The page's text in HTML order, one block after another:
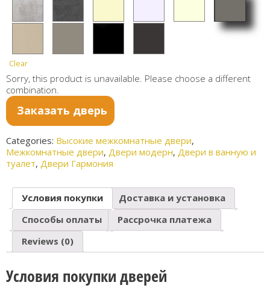
светл
тёмны
ь
айс
Софт
Софт
сантья
го
серый
Clear
Sorry, this product is unavailable. Please choose a different
combination.
Заказать дверь
Categories: Высокие межкомнатные двери,
Межкомнатные двери, Двери модерн, Двери в ванную и
туалет, Двери Гармония
Условия покупки
Доставка и установка
Способы оплаты
Рассрочка платежа
Reviews (0)
Условия покупки дверей